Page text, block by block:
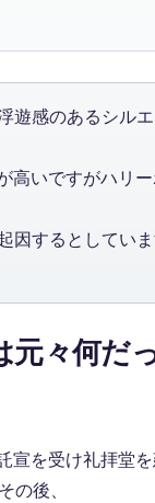
遊感のあるシル
高いですがハリ
因するとしてい
元々何だ
宣を受け礼拝堂
の後、